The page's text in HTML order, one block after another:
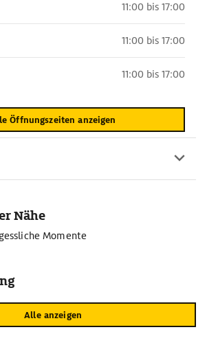
11:00 bis 17:00
11:00 bis 17:00
11:00 bis 17:00
Öffnungszeiten anzeigen
Nähe
Momente
Alle anzeigen